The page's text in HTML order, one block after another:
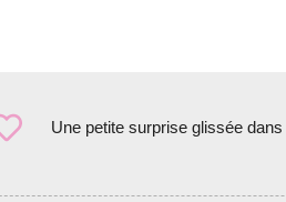
Une petite surprise glissée